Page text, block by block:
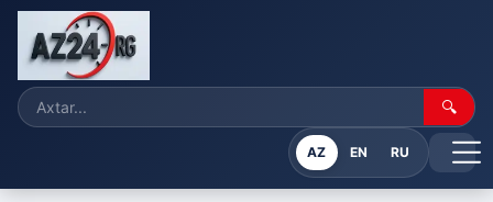
🔍
AZ EN RU